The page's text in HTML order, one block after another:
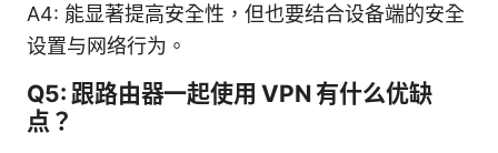
A4: 能显著提高安全性，但也要结合设备端的安全
设置与网络行为。
Q5: 跟路由器一起使用 VPN 有什么优缺
点？